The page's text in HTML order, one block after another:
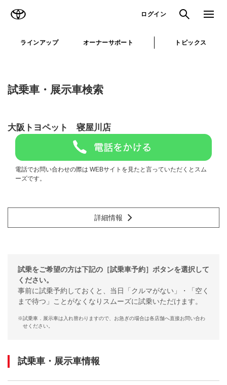
ログイン 検索 メニュ
ラインアップ オーナーサポート トピックス
試乗車・展示車検索
大阪トヨペット 寝屋川店
電話でお問い合わせの際は WEBサイトを見たと言っていただくとスム
ーズです。
詳細情報
試乗をご希望の方は下記の［試乗車予約］ボタンを選択して
ください。
事前に試乗予約しておくと、当日「クルマがない」・「空く
まで待つ」ことがなくなりスムーズに試乗いただけます。
※試乗車．展示車は入れ替わりますので、お急ぎの場合は各店舗へ直接お問い合わ
せください。
試乗車・展示車情報